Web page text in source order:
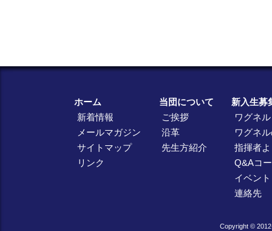
ホーム
新着情報
メールマガジン
サイトマップ
リンク
当団について
ご挨拶
沿革
先生方紹介
新入生募
ワグネ
ワグネ
指揮者
Q&Aコ
イベン
連絡先
Copyright ©